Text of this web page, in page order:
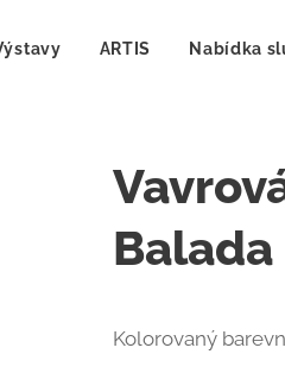
ARTIS Nabídka
Balada
Kolorovaný